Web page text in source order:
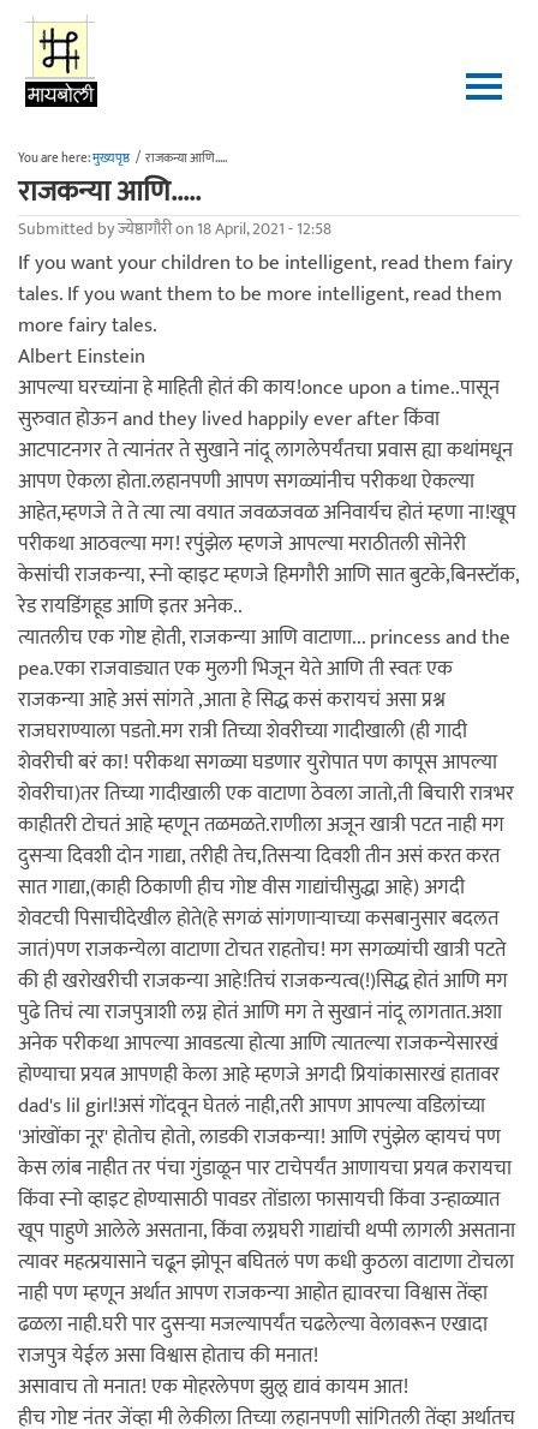
Skip to main content
You are here:मुख्यपृष्ठ / राजकन्या आणि.....
राजकन्या आणि.....
Submitted byज्येष्ठागौरीon 18 April, 2021 - 12:58
If you want your children to be intelligent, read them fairy
tales. If you want them to be more intelligent, read them
more fairy tales.
Albert Einstein
आपल्या घरच्यांना हे माहिती होतं की काय!once upon a time..पासून
सुरुवात होऊन and they lived happily ever after किंवा
आटपाटनगर ते त्यानंतर ते सुखाने नांदू लागलेपर्यंतचा प्रवास ह्या कथांमधून
आपण ऐकला होता.लहानपणी आपण सगळ्यांनीच परीकथा ऐकल्या
आहेत,म्हणजे ते ते त्या त्या वयात जवळजवळ अनिवार्यच होतं म्हणा ना!खूप
परीकथा आठवल्या मग! रपुंझेल म्हणजे आपल्या मराठीतली सोनेरी
केसांची राजकन्या, स्नो व्हाइट म्हणजे हिमगौरी आणि सात बुटके,बिनस्टॉक,
रेड रायडिंगहूड आणि इतर अनेक..
त्यातलीच एक गोष्ट होती, राजकन्या आणि वाटाणा... princess and the
pea.एका राजवाड्यात एक मुलगी भिजून येते आणि ती स्वतः एक
राजकन्या आहे असं सांगते ,आता हे सिद्ध कसं करायचं असा प्रश्न
राजघराण्याला पडतो.मग रात्री तिच्या शेवरीच्या गादीखाली (ही गादी
शेवरीची बरं का! परीकथा सगळ्या घडणार युरोपात पण कापूस आपल्या
शेवरीचा)तर तिच्या गादीखाली एक वाटाणा ठेवला जातो,ती बिचारी रात्रभर
काहीतरी टोचतं आहे म्हणून तळमळते.राणीला अजून खात्री पटत नाही मग
दुसऱ्या दिवशी दोन गाद्या, तरीही तेच,तिसऱ्या दिवशी तीन असं करत करत
सात गाद्या,(काही ठिकाणी हीच गोष्ट वीस गाद्यांचीसुद्धा आहे) अगदी
शेवटची पिसाचीदेखील होते(हे सगळं सांगणाऱ्याच्या कसबानुसार बदलत
जातं)पण राजकन्येला वाटाणा टोचत राहतोच! मग सगळ्यांची खात्री पटते
की ही खरोखरीची राजकन्या आहे!तिचं राजकन्यत्व(!)सिद्ध होतं आणि मग
पुढे तिचं त्या राजपुत्राशी लग्न होतं आणि मग ते सुखानं नांदू लागतात.अशा
अनेक परीकथा आपल्या आवडत्या होत्या आणि त्यातल्या राजकन्येसारखं
होण्याचा प्रयत्न आपणही केला आहे म्हणजे अगदी प्रियांकासारखं हातावर
dad's lil girl!असं गोंदवून घेतलं नाही,तरी आपण आपल्या वडिलांच्या
'आंखोंका नूर' होतोच होतो, लाडकी राजकन्या! आणि रपुंझेल व्हायचं पण
केस लांब नाहीत तर पंचा गुंडाळून पार टाचेपर्यंत आणायचा प्रयत्न करायचा
किंवा स्नो व्हाइट होण्यासाठी पावडर तोंडाला फासायची किंवा उन्हाळ्यात
खूप पाहुणे आलेले असताना, किंवा लग्नघरी गाद्यांची थप्पी लागली असताना
त्यावर महत्प्रयासाने चढून झोपून बघितलं पण कधी कुठला वाटाणा टोचला
नाही पण म्हणून अर्थात आपण राजकन्या आहोत ह्यावरचा विश्वास तेंव्हा
ढळला नाही.घरी पार दुसऱ्या मजल्यापर्यंत चढलेल्या वेलावरून एखादा
राजपुत्र येईल असा विश्वास होताच की मनात!
असावाच तो मनात! एक मोहरलेपण झुलू द्यावं कायम आत!
हीच गोष्ट नंतर जेंव्हा मी लेकीला तिच्या लहानपणी सांगितली तेंव्हा अर्थातच